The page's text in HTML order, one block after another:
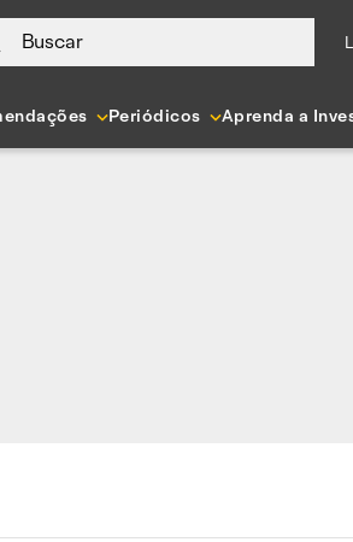
Buscar
Periódicos Aprenda a